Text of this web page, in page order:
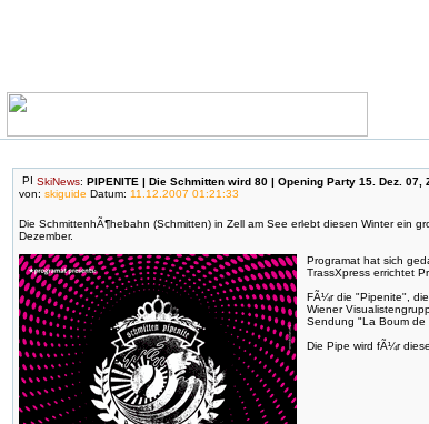
SkiNews: PIPENITE | Die Schmitten wird 80 | Opening Party 15. Dez. 07,
von: skiguide Datum: 11.12.2007 01:21:33
Die SchmittenhÃ¶hebahn (Schmitten) in Zell am See erlebt diesen Winter ein
Dezember.
Programat hat sich
TrassXpress errichtet
FÃ¼r die "Pipenite",
Wiener
Sendung "La Boum de
Die Pipe wird fÃ¼r